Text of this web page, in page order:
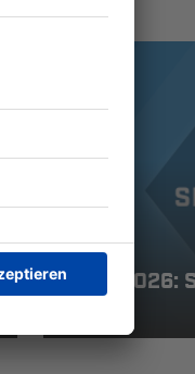
15.03.2026: